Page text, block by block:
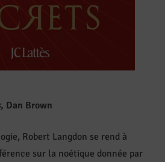
Dan Brown
Robert Langdon se rend à
sur la noétique donnée par